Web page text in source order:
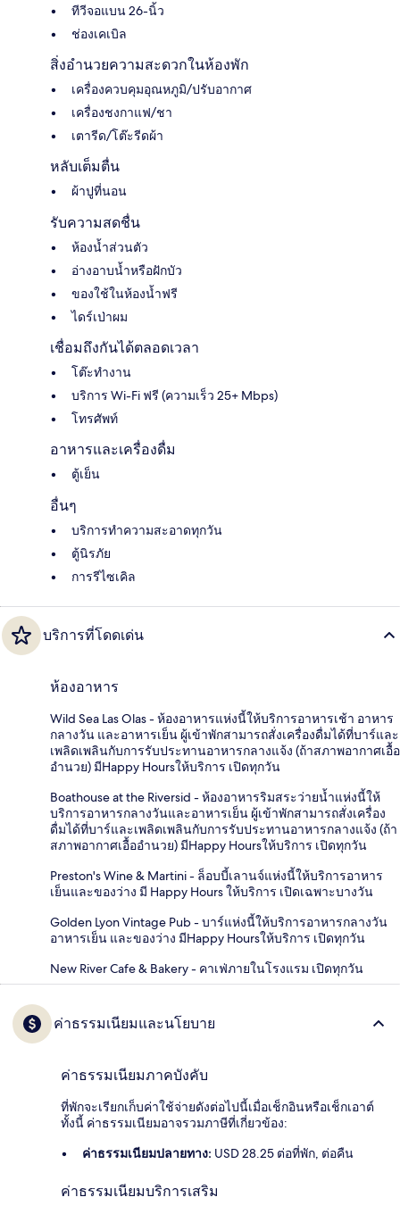
ทีวีจอแบน 26-นิ้ว
ช่องเคเบิล
สิ่งอำนวยความสะดวกในห้องพัก
เครื่องควบคุมอุณหภูมิ/ปรับอากาศ
เครื่องชงกาแฟ/ชา
เตารีด/โต๊ะรีดผ้า
หลับเต็มตื่น
ผ้าปูที่นอน
รับความสดชื่น
ห้องน้ำส่วนตัว
อ่างอาบน้ำหรือฝักบัว
ของใช้ในห้องน้ำฟรี
ไดร์เป่าผม
เชื่อมถึงกันได้ตลอดเวลา
โต๊ะทำงาน
บริการ Wi-Fi ฟรี (ความเร็ว 25+ Mbps)
โทรศัพท์
อาหารและเครื่องดื่ม
ตู้เย็น
อื่นๆ
บริการทำความสะอาดทุกวัน
ตู้นิรภัย
การรีไซเคิล
บริการที่โดดเด่น
ห้องอาหาร
Wild Sea Las Olas - ห้องอาหารแห่งนี้ให้บริการอาหารเช้า อาหาร
กลางวัน และอาหารเย็น ผู้เข้าพักสามารถสั่งเครื่องดื่มได้ที่บาร์และ
เพลิดเพลินกับการรับประทานอาหารกลางแจ้ง (ถ้าสภาพอากาศเอื้อ
อำนวย) มีHappy Hoursให้บริการ เปิดทุกวัน
Boathouse at the Riversid - ห้องอาหารริมสระว่ายน้ำแห่งนี้ให้
บริการอาหารกลางวันและอาหารเย็น ผู้เข้าพักสามารถสั่งเครื่อง
ดื่มได้ที่บาร์และเพลิดเพลินกับการรับประทานอาหารกลางแจ้ง (ถ้า
สภาพอากาศเอื้ออำนวย) มีHappy Hoursให้บริการ เปิดทุกวัน
Preston's Wine & Martini - ล็อบบี้เลานจ์แห่งนี้ให้บริการอาหาร
เย็นและของว่าง มี Happy Hours ให้บริการ เปิดเฉพาะบางวัน
Golden Lyon Vintage Pub - บาร์แห่งนี้ให้บริการอาหารกลางวัน
อาหารเย็น และของว่าง มีHappy Hoursให้บริการ เปิดทุกวัน
New River Cafe & Bakery - คาเฟ่ภายในโรงแรม เปิดทุกวัน
ค่าธรรมเนียมและนโยบาย
ค่าธรรมเนียมภาคบังคับ
ที่พักจะเรียกเก็บค่าใช้จ่ายดังต่อไปนี้เมื่อเช็กอินหรือเช็กเอาต์
ทั้งนี้ ค่าธรรมเนียมอาจรวมภาษีที่เกี่ยวข้อง:
ค่าธรรมเนียมปลายทาง: USD 28.25 ต่อที่พัก, ต่อคืน
ค่าธรรมเนียมบริการเสริม